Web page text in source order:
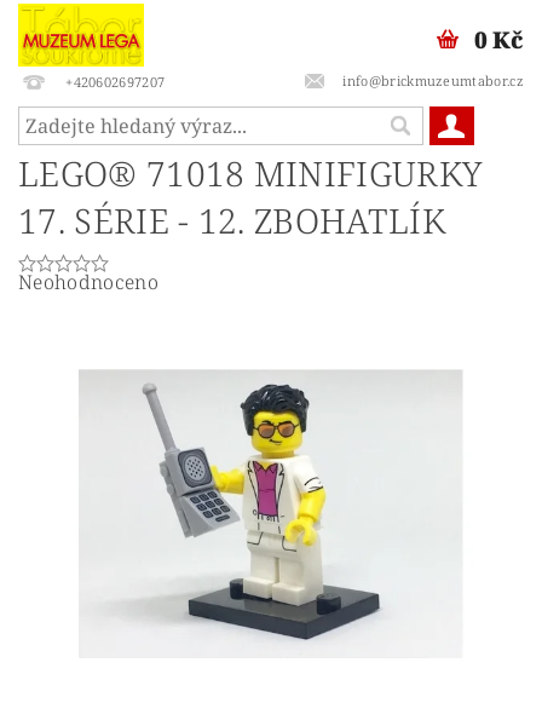
+420602697207 info@brickmuzeumtabor.cz
0 Kč
LEGO® 71018 MINIFIGURKY
17. SÉRIE - 12. ZBOHATLÍK
Neohodnoceno